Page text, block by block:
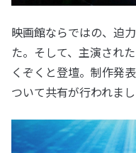
映画館ならではの、迫
た。そして、主演され
くぞくと登壇。制作発
ついて共有が行われまし